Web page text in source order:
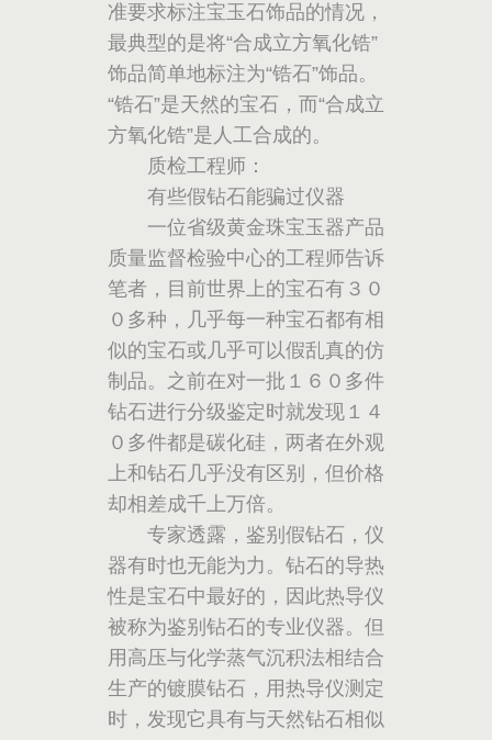
准要求标注宝玉石饰品的情况，
最典型的是将“合成立方氧化锆”
饰品简单地标注为“锆石”饰品。
“锆石”是天然的宝石，而“合成立
方氧化锆”是人工合成的。
质检工程师：
有些假钻石能骗过仪器
一位省级黄金珠宝玉器产品
质量监督检验中心的工程师告诉
笔者，目前世界上的宝石有３０
０多种，几乎每一种宝石都有相
似的宝石或几乎可以假乱真的仿
制品。之前在对一批１６０多件
钻石进行分级鉴定时就发现１４
０多件都是碳化硅，两者在外观
上和钻石几乎没有区别，但价格
却相差成千上万倍。
专家透露，鉴别假钻石，仪
器有时也无能为力。钻石的导热
性是宝石中最好的，因此热导仪
被称为鉴别钻石的专业仪器。但
用高压与化学蒸气沉积法相结合
生产的镀膜钻石，用热导仪测定
时，发现它具有与天然钻石相似